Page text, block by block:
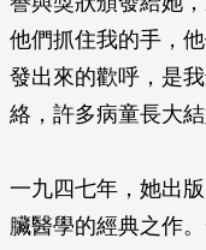
他們抓住我的手，
發出來的歡呼，是
絡，許多病童長大
一九四七年，她出
臟醫學的經典之作